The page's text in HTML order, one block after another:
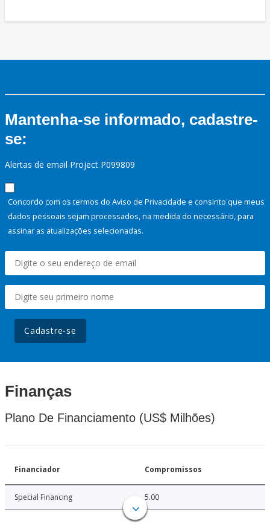
Mantenha-se informado, cadastre-
se:
Alertas de email Project P099809
Concordo com os termos do Aviso de Privacidade e consinto que meus
dados pessoais sejam processados, na medida do necessário, para
assinar as atualizações selecionadas.
Cadastre-se
Finanças
Plano De Financiamento (US$ Milhões)
Financiador Compromissos
Special Financing 5.00